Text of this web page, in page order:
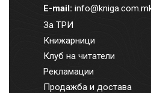
E-mail:
За ТРИ
Книжарници
Клуб на читатели
Рекламации
Продажба и достава